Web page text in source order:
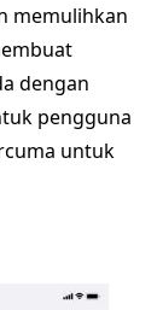
memulihkan
dengan
pengguna
untuk